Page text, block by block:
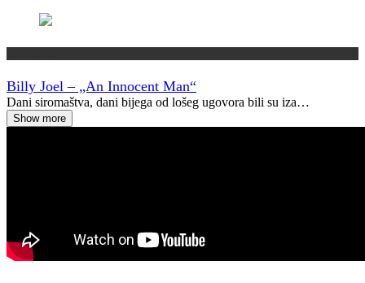
Billy Joel – „An Innocent Man“
Dani siromaštva, dani bijega od lošeg ugovora bili su iza…
Show more